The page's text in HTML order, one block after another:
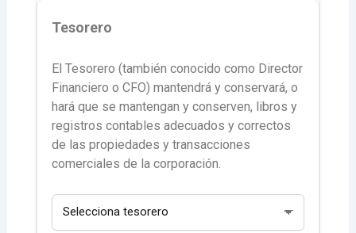
Tesorero
El Tesorero (también conocido como Director
Financiero o CFO) mantendrá y conservará, o
hará que se mantengan y conserven, libros y
registros contables adecuados y correctos
de las propiedades y transacciones
comerciales de la corporación.